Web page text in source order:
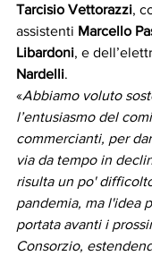
Tarcisio Vettorazzi,
assistenti Marcello
Libardoni, e
Nardelli.
«Abbiamo voluto
l’entusiasmo del
commercianti, per
via da tempo in
risulta un po'
pandemia, ma l'idea
portata avanti i
Consorzio,